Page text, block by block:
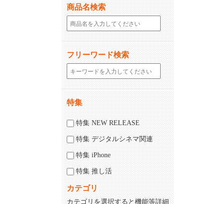
商品名検索
フリーワード検索
特集
特集 NEW RELEASE
特集 デジタルシネマ関連
特集 iPhone
特集 推し活
カテゴリ
カテゴリを選択すると機能等詳細